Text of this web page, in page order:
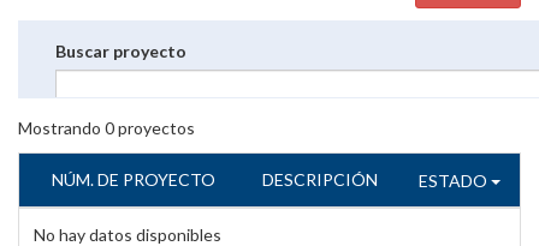
Buscar proyecto
Mostrando 0proyectos
NÚM. DE PROYECTO DESCRIPCIÓN ESTADO
No hay datos disponibles